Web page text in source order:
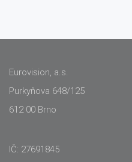
Eurovision, a.s.
Purkyňova 648/125
612 00 Brno
IČ: 27691845